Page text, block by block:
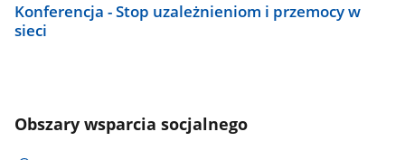
Konferencja - Stop uzależnieniom i przemocy w
sieci
Obszary wsparcia socjalnego